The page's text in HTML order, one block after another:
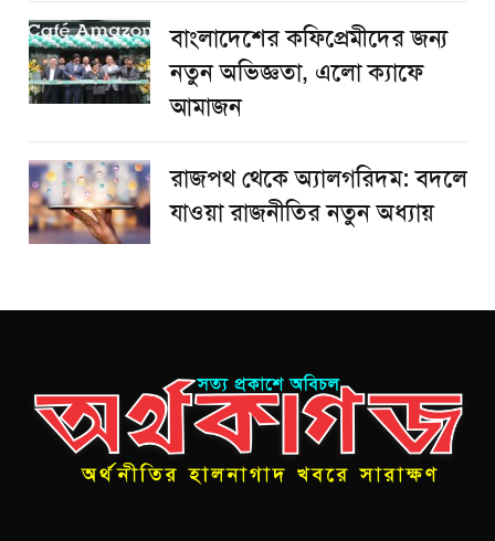
বাংলাদেশের কফিপ্রেমীদের জন্য
নতুন অভিজ্ঞতা, এলো ক্যাফে
আমাজন
রাজপথ থেকে অ্যালগরিদম: বদলে
যাওয়া রাজনীতির নতুন অধ্যায়